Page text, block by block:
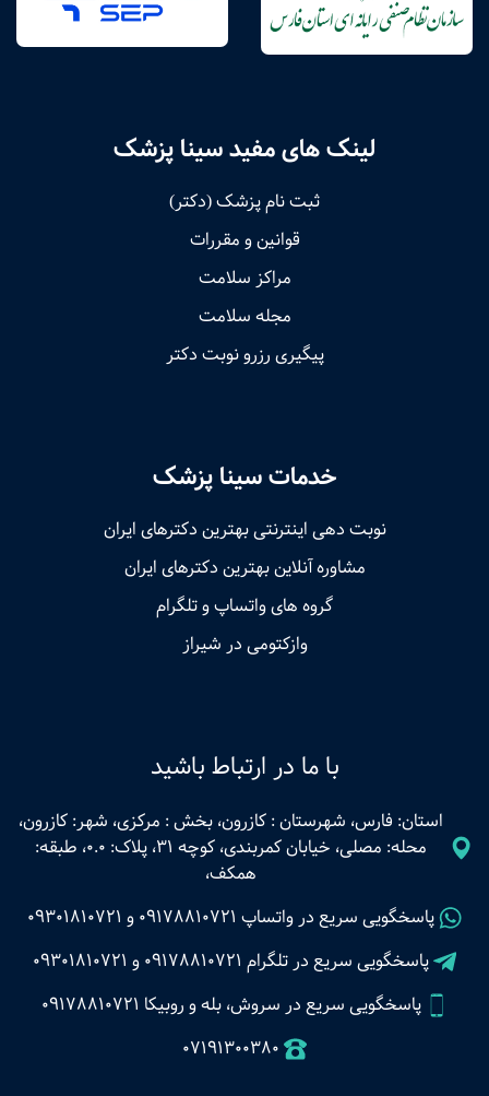
لینک های مفید سینا پزشک
ثبت نام پزشک (دکتر)
قوانین و مقررات
مراکز سلامت
مجله سلامت
پیگیری رزرو نوبت دکتر
خدمات سینا پزشک
نوبت‌ دهی اینترنتی بهترین دکترهای ایران
مشاوره آنلاین بهترین دکترهای ایران
گروه های واتساپ و تلگرام
وازکتومی در شیراز
با ما در ارتباط باشید
استان: فارس، شهرستان : کازرون، بخش : مرکزی، شهر: کازرون،
محله: مصلی، خیابان کمربندی، کوچه 31، پلاک: 0.0، طبقه:
همکف،
پاسخگویی سریع در واتساپ 09178810721 و 09301810721
پاسخگویی سریع در تلگرام 09178810721 و 09301810721
پاسخگویی سریع در سروش، بله و روبیکا 09178810721
07191300380